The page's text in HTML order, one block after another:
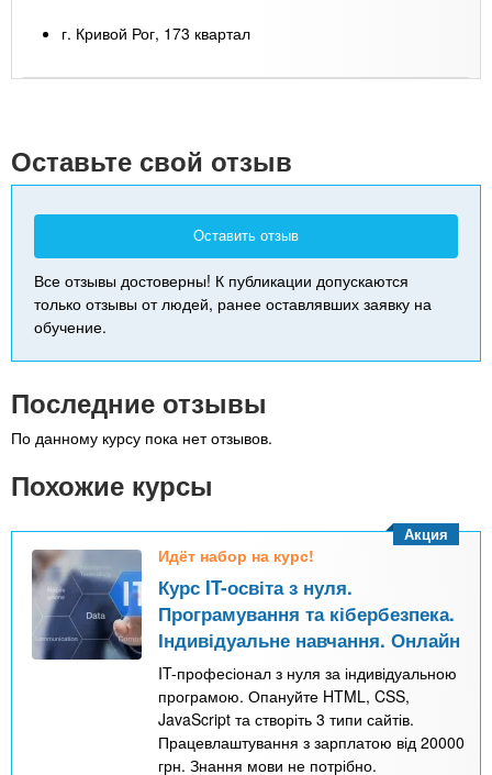
г. Кривой Рог, 173 квартал
Оставьте свой отзыв
Оставить отзыв
Все отзывы достоверны! К публикации допускаются
только отзывы от людей, ранее оставлявших заявку на
обучение.
Последние отзывы
По данному курсу пока нет отзывов.
Похожие курсы
Идёт набор на курс!
Курс IT-освіта з нуля.
Програмування та кібербезпека.
Індивідуальне навчання. Онлайн
IT-професіонал з нуля за індивідуальною
програмою. Опануйте HTML, CSS,
JavaScript та створіть 3 типи сайтів.
Працевлаштування з зарплатою від 20000
грн. Знання мови не потрібно.
Акция